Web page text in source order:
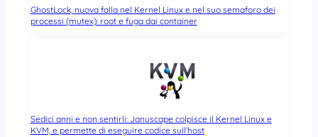
GhostLock, nuova falla nel Kernel Linux e nel suo semaforo dei
processi (mutex): root e fuga dai container
Sedici anni e non sentirli: Januscape colpisce il Kernel Linux e
KVM, e permette di eseguire codice sull’host